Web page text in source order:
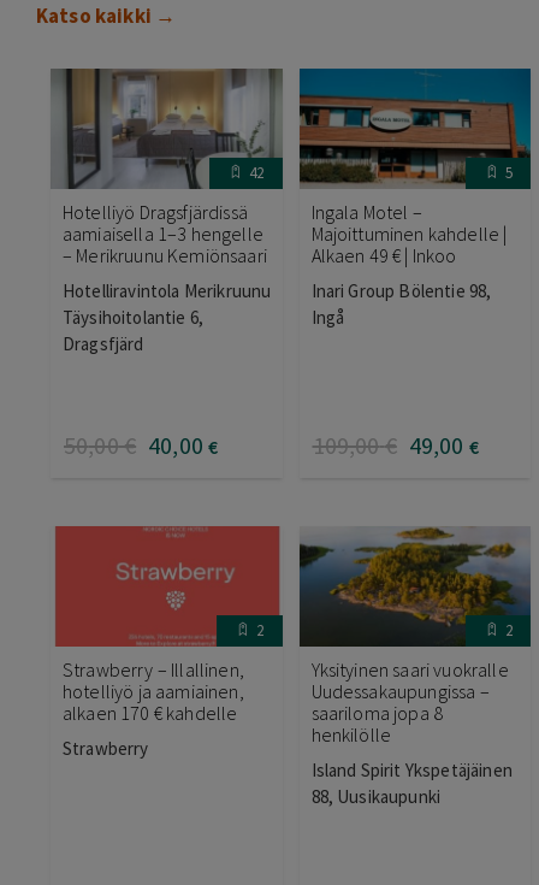
Katso kaikki →
42
Hotelliyö Dragsfjärdissä
aamiaisella 1–3 hengelle
– Merikruunu Kemiönsaari
Hotelliravintola Merikruunu
Täysihoitolantie 6,
Dragsfjärd
50,00€ 40,00 €
5
Ingala Motel –
Majoittuminen kahdelle |
Alkaen 49 € | Inkoo
Inari Group Bölentie 98,
Ingå
109,00€ 49,00 €
2
Strawberry – Illallinen,
hotelliyö ja aamiainen,
alkaen 170 € kahdelle
Strawberry
2
Yksityinen saari vuokralle
Uudessakaupungissa –
saariloma jopa 8
henkilölle
Island Spirit Ykspetäjäinen
88, Uusikaupunki